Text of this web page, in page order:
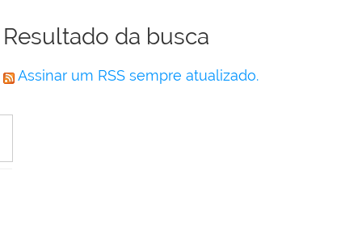
Resultado da busca
Assinar um RSS sempre atualizado.